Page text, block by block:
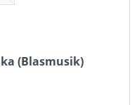
(Blasmusik)